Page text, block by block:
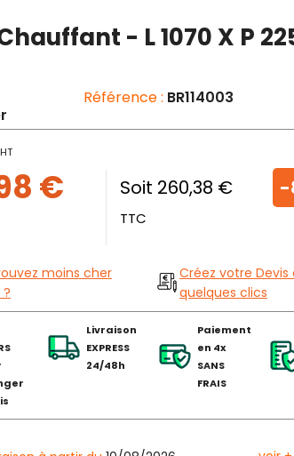
- L 1070 X P
Référence : BR114003
HT
€ Soit 260,38 €
TTC
-
moins cher
Créez votre Devis
quelques clics
Livraison
EXPRESS
24/48h
Paiement
en 4x
SANS
FRAIS